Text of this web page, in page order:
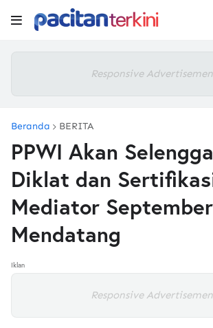
Responsive
Beranda BERITA
PPWI Akan
Diklat dan
Mediator September
Mendatang
Iklan
Responsive